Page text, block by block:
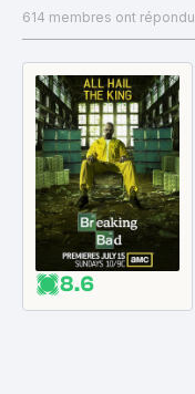
614 membres ont répondu
8.6